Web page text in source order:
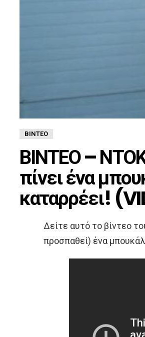
ΒΊΝΤΕΟ
ΒΙΝΤΕΟ –
πίνει ένα
καταρρέει!
Δείτε αυτό το βίντεο
προσπαθεί) ένα